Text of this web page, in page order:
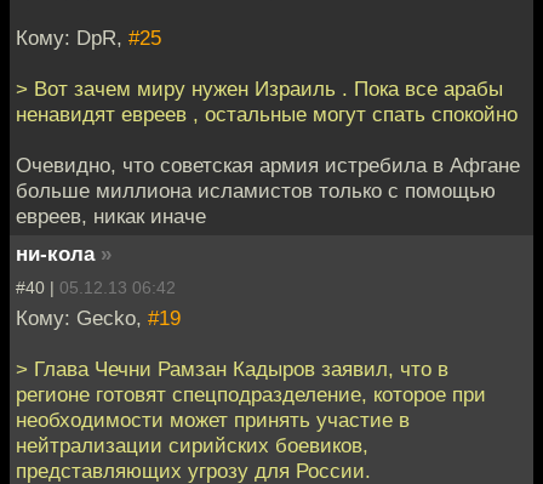
Кому: DpR, #25
> Вот зачем миру нужен Израиль . Пока все арабы
ненавидят евреев , остальные могут спать спокойно
Очевидно, что советская армия истребила в Афгане
больше миллиона исламистов только с помощью
евреев, никак иначе
ни-кола »
#40 | 05.12.13 06:42
Кому: Gecko, #19
> Глава Чечни Рамзан Кадыров заявил, что в
регионе готовят спецподразделение, которое при
необходимости может принять участие в
нейтрализации сирийских боевиков,
представляющих угрозу для России.